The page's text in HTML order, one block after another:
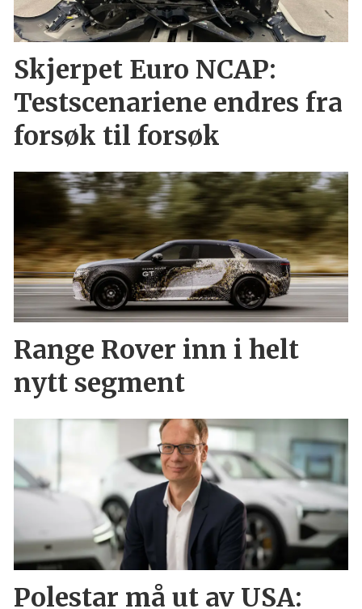
Skjerpet Euro NCAP:
Testscenariene endres fra
forsøk til forsøk
Range Rover inn i helt
nytt segment
Polestar må ut av USA: